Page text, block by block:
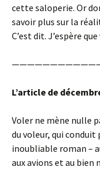
cette saloperie. Or
savoir plus sur la
C’est dit. J’espère
L’article de
Voler ne mène nulle
du voleur, qui conduit
inoubliable roman –
aux avions et au bien